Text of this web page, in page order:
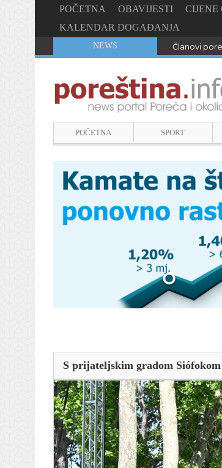
POČETNA OBAVIJESTI CIJENE
KALENDAR DOGAĐANJA
NEWS Članovi
POČETNA SPORT
S prijateljskim gradom